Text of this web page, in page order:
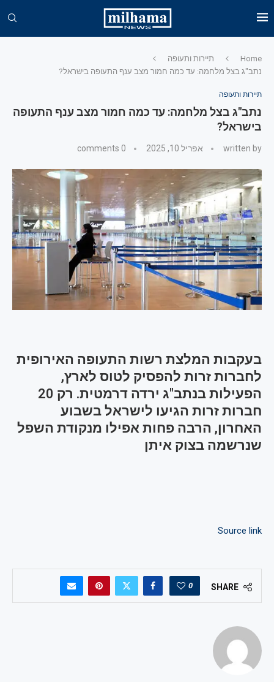
Home
תיירות ותעופה
נתב"ג בצל מלחמה: עד כמה חמור מצב ענף התעופה בישראל?
תיירות ותעופה
נתב"ג בצל מלחמה: עד כמה חמור מצב ענף התעופה
בישראל?
written by אפריל 10, 2025 0 comments
בעקבות המלצת רשות התעופה האירופית
לחברות זרות להפסיק לטוס לארץ,
הפעילות בנתב"ג ירדה דרמטית. רק 20
חברות זרות הגיעו לישראל בשבוע
האחרון, הרבה פחות אפילו מנקודת השפל
שנרשמה בצוק איתן
Source link
SHARE
0